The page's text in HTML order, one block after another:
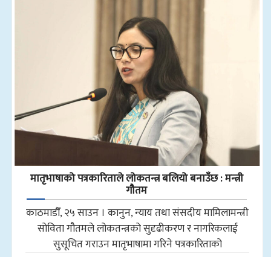
मातृभाषाको पत्रकारिताले लोकतन्त्र बलियो बनाउँछ : मन्त्री
गौतम
काठमाडौँ, २५ साउन । कानुन, न्याय तथा संसदीय मामिलामन्त्री
सोविता गौतमले लोकतन्त्रको सुदृढीकरण र नागरिकलाई
सुसूचित गराउन मातृभाषामा गरिने पत्रकारिताको